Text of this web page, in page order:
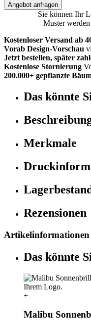
Angebot anfragen
Sie können Ihr
Muster
Kostenloser Versand ab
Vorab Design-Vorschau
Jetzt bestellen, später
Kostenlose Stornierung
200.000+ gepflanzte
Das könnte
Merkmale
Rezensionen
Artikelinformationen
Das könnte
+
Malibu